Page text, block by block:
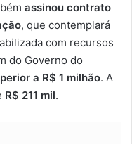
assinou contrato
, que contemplará
com recursos
do Governo do
a R$ 1 milhão. A
R$ 211 mil.